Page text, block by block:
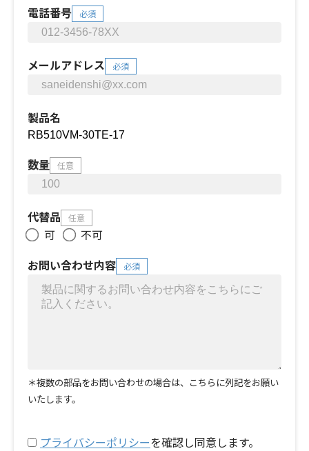
電話番号 必須
メールアドレス 必須
製品名
数量 任意
代替品 任意
可
不可
お問い合わせ内容
必須
＊複数の部品をお問い合わせの場合は、こちらに列記をお願い
いたします。
プライバシーポリシーを確認し同意します。